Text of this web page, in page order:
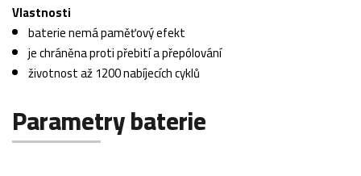
Vlastnosti
baterie nemá paměťový efekt
je chráněna proti přebití a přepólování
životnost až 1200 nabíjecích cyklů
Parametry baterie